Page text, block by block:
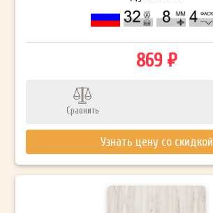
869 ₽
Сравнить
Узнать цену со скидкой